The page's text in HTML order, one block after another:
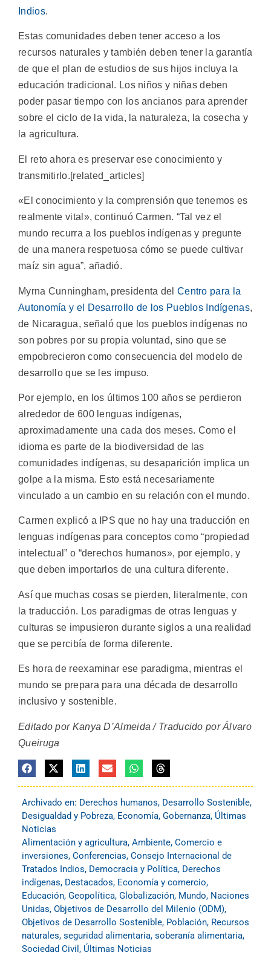
Indios.
Estas comunidades deben tener acceso a los
recursos naturales y también deben tener la garantía
de que el plan de estudios de sus hijos incluya la
educación tradicional. Los niños y niñas deben
poder pasar tiempo con los ancianos para aprender
sobre el ciclo de la vida, la naturaleza, la cosecha y
la agricultura.
El reto ahora es preservar ese conocimiento y
transmitirlo.[related_articles]
«El conocimiento y la comprensión que tenemos es
realmente vital», continuó Carmen. “Tal vez el
mundo recurra a los pueblos indígenas y pregunte
de una manera respetuosa cómo se puede cultivar
maíz sin agua”, añadió.
Myrna Cunningham, presidenta del Centro para la
Autonomía y el Desarrollo de los Pueblos Indígenas,
de Nicaragua, señaló que los pueblos indígenas no
son pobres por su propia voluntad, sino que se
empobrecieron como consecuencia del modelo de
desarrollo que se les impuso.
Por ejemplo, en los últimos 100 años se perdieron
alrededor de 600 lenguas indígenas,
aproximadamente una cada dos meses. Como el
idioma es parte de la biodiversidad de las
comunidades indígenas, su desaparición implica un
golpe a la misma. Esto está necesariamente
vinculado a un cambio en su relación con el mundo.
Carmen explicó a IPS que no hay una traducción en
lenguas indígenas para conceptos como “propiedad
intelectual” o “derechos humanos», por ejemplo, y
que deben importarlos de una cultura diferente.
Así que muchas cosas se pierden, literalmente, con
la traducción. Los paradigmas de otras lenguas y
culturas se impusieron durante siglos a una realidad
que se percibía de forma diferente.
Es hora de reexaminar ese paradigma, mientras el
mundo se prepara para una década de desarrollo
inclusivo y sostenible.
Editado por Kanya D’Almeida / Traducido por Álvaro
Queiruga
Archivado en: Derechos humanos, Desarrollo Sostenible,
Desigualdad y Pobreza, Economía, Gobernanza, Últimas
Noticias
Alimentación y agricultura, Ambiente, Comercio e
inversiones, Conferencias, Consejo Internacional de
Tratados Indios, Democracia y Política, Derechos
indígenas, Destacados, Economía y comercio,
Educación, Geopolítica, Globalización, Mundo, Naciones
Unidas, Objetivos de Desarrollo del Milenio (ODM),
Objetivos de Desarrollo Sostenible, Población, Recursos
naturales, seguridad alimentaria, soberanía alimentaria,
Sociedad Civil , Últimas Noticias